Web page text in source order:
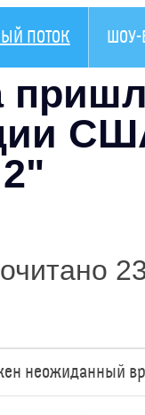
ПОТОК ШОУ-
неожиданный